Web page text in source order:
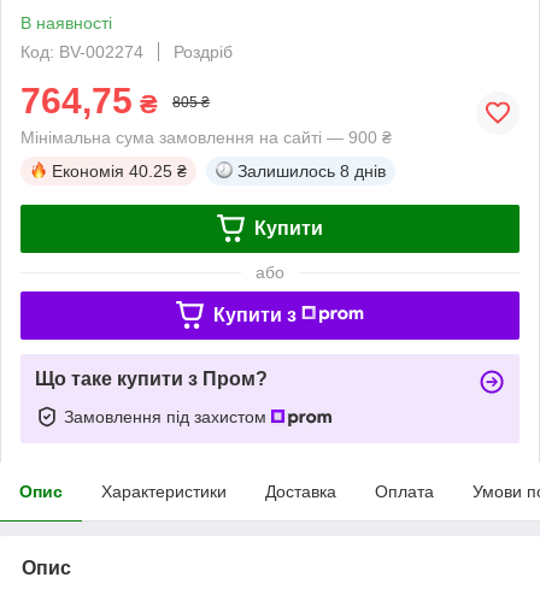
В наявності
Код: BV-002274
Роздріб
764,75 ₴ 805 ₴
Мінімальна сума замовлення на сайті — 900 ₴
Економія 40.25 ₴ Залишилось 8 днів
Купити
або
Купити з
Що таке купити з Пром?
Замовлення під захистом
Опис Характеристики Доставка Оплата Умови
Опис